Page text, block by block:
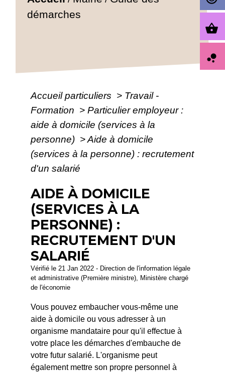
démarches
Accueil particuliers > Travail -
Formation > Particulier employeur :
aide à domicile (services à la
personne) >Aide à domicile
(services à la personne) : recrutement
d'un salarié
AIDE À DOMICILE
(SERVICES À LA
PERSONNE) :
RECRUTEMENT D'UN
SALARIÉ
Vérifié le 21 Jan 2022 - Direction de l'information légale
et administrative (Première ministre), Ministère chargé
de l'économie
Vous pouvez embaucher vous-même une
aide à domicile ou vous adresser à un
organisme mandataire pour qu'il effectue à
votre place les démarches d'embauche de
votre futur salarié. L'organisme peut
également mettre son propre personnel à
shopping_basket
bubble_chart